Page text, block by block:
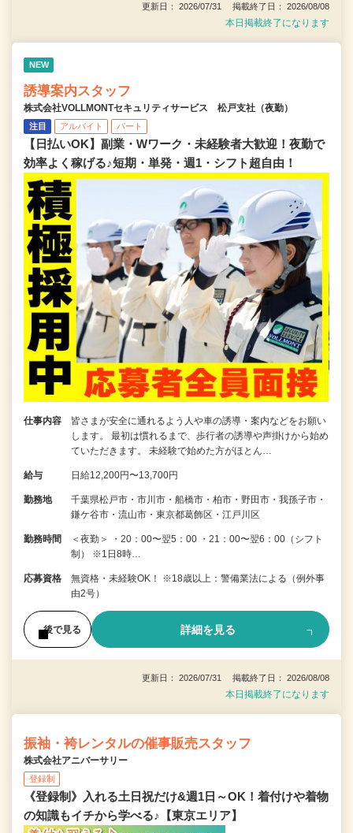
更新日： 2026/07/31 掲載終了日： 2026/08/08
本日掲載終了になります
NEW
誘導案内スタッフ
株式会社VOLLMONTセキュリティサービス 松戸支社（夜勤）
注目 アルバイト パート
【日払いOK】副業・Wワーク・未経験者大歓迎！夜勤で
効率よく稼げる♪短期・単発・週1・シフト超自由！
仕事内容
皆さまが安全に通れるよう人や車の誘導・案内などをお願い
します。 最初は慣れるまで、歩行者の誘導や声掛けから始め
ていただきます。 未経験で始めた方がほとん…
給与 日給12,200円〜13,700円
勤務地
千葉県松戸市・市川市・船橋市・柏市・野田市・我孫子市・
鎌ケ谷市・流山市・東京都葛飾区・江戸川区
勤務時間
＜夜勤＞ ・20：00〜翌5：00 ・21：00〜翌6：00（シフト
制） ※1日8時…
応募資格
無資格・未経験OK！ ※18歳以上：警備業法による（例外事
由2号）
後で見る 詳細を見る
更新日： 2026/07/31 掲載終了日： 2026/08/08
本日掲載終了になります
振袖・袴レンタルの催事販売スタッフ
株式会社アニバーサリー
登録制
《登録制》入れる土日祝だけ&週1日～OK！着付けや着物
の知識もイチから学べる♪【東京エリア】